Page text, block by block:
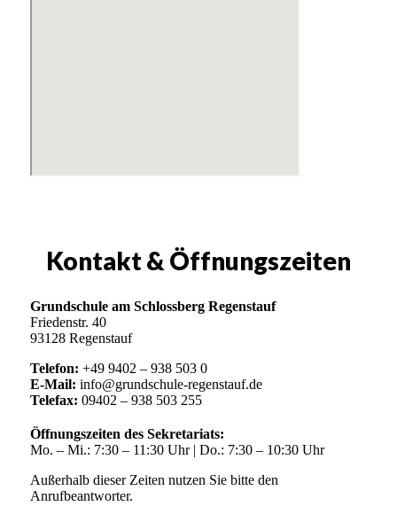
Kontakt & Öffnungszeiten
Grundschule am Schlossberg Regenstauf
Friedenstr. 40
93128 Regenstauf
Telefon: +49 9402 – 938 503 0
E-Mail: info@grundschule-regenstauf.de
Telefax: 09402 – 938 503 255
Öffnungszeiten des Sekretariats:
Mo. – Mi.: 7:30 – 11:30 Uhr | Do.: 7:30 – 10:30 Uhr
Außerhalb dieser Zeiten nutzen Sie bitte den
Anrufbeantworter.